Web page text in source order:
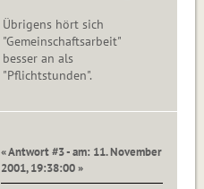
Übrigens hört sich
"Gemeinschaftsarbeit"
besser an als
"Pflichtstunden".
« Antwort #3 - am: 11. November
2001, 19:38:00 »